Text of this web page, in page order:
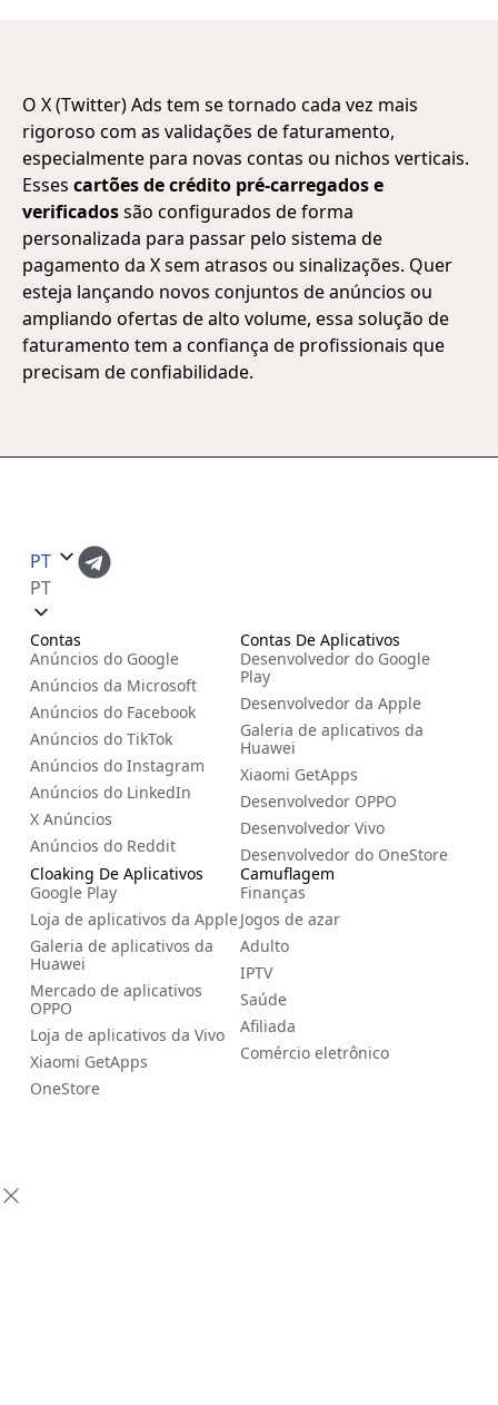
O X (Twitter) Ads tem se tornado cada vez mais
rigoroso com as validações de faturamento,
especialmente para novas contas ou nichos verticais.
Esses cartões de crédito pré-carregados e
verificadossão configurados de forma
personalizada para passar pelo sistema de
pagamento da X sem atrasos ou sinalizações. Quer
esteja lançando novos conjuntos de anúncios ou
ampliando ofertas de alto volume, essa solução de
faturamento tem a confiança de profissionais que
precisam de confiabilidade.
PT
PT
Contas
Anúncios do Google
Anúncios da Microsoft
Anúncios do Facebook
Anúncios do TikTok
Anúncios do Instagram
Anúncios do LinkedIn
X Anúncios
Anúncios do Reddit
Camuflagem
Finanças
Jogos de azar
Adulto
IPTV
Saúde
Afiliada
Comércio eletrônico
Contas De Aplicativos
Desenvolvedor do Google
Play
Desenvolvedor da Apple
Galeria de aplicativos da
Huawei
Xiaomi GetApps
Desenvolvedor OPPO
Desenvolvedor Vivo
Desenvolvedor do OneStore
Cloaking De Aplicativos
Google Play
Loja de aplicativos da Apple
Galeria de aplicativos da
Huawei
Mercado de aplicativos
OPPO
Loja de aplicativos da Vivo
Xiaomi GetApps
OneStore